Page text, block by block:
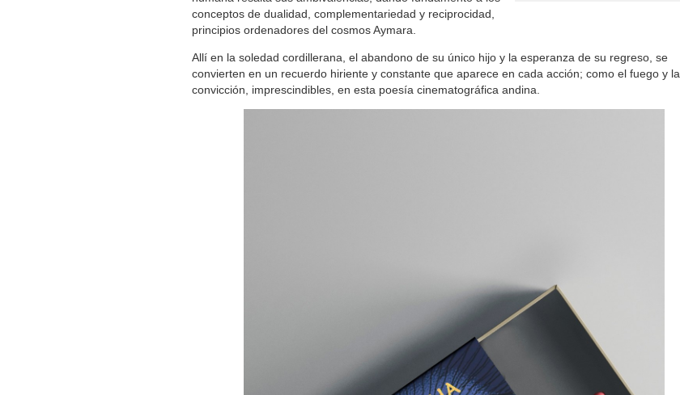
conceptos de dualidad, complementariedad y reciprocidad,
principios ordenadores del cosmos Aymara.
Allí en la soledad cordillerana, el abandono de su único hijo y la esperanza de su regreso, se
convierten en un recuerdo hiriente y constante que aparece en cada acción; como el fuego y la
convicción, imprescindibles, en esta poesía cinematográfica andina.